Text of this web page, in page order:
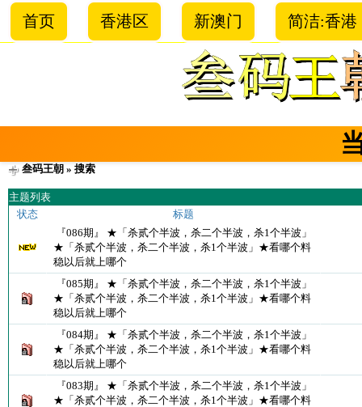
首页 香港区 新澳门 简洁:香港
叁码王朝 » 搜索
主题列表
状态
标题
『086期』 ★「杀贰个半波，杀二个半波，杀1个半波」
★「杀贰个半波，杀二个半波，杀1个半波」★看哪个料
稳以后就上哪个
『085期』 ★「杀贰个半波，杀二个半波，杀1个半波」
★「杀贰个半波，杀二个半波，杀1个半波」★看哪个料
稳以后就上哪个
『084期』 ★「杀贰个半波，杀二个半波，杀1个半波」
★「杀贰个半波，杀二个半波，杀1个半波」★看哪个料
稳以后就上哪个
『083期』 ★「杀贰个半波，杀二个半波，杀1个半波」
★「杀贰个半波，杀二个半波，杀1个半波」★看哪个料